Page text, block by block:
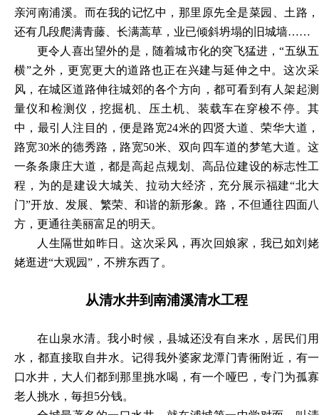
亲河南浦溪。而在我的记忆中，那里原先全是菜园、土路，
还有几段爬满青藤、长满蒿草，业已倾斜坍塌的旧城墙……
更令人喜出望外的是，随着城市化的突飞猛进，“五纵五
横”之外，更宽更大的道路也正在兴建与延伸之中。这次采
风，在城区道路伸往城郊的各个方向，都可看到有人架起测
量仪和检测仪，挖掘机、压土机、装载车在穿梭不停。其
中，最引人注目的，便是路宽24米的四贤大道、荣华大道，
路宽30米的德秀路，路宽50米、双向四车道的梦笔大道。这
一条条康庄大道，都是高起点规划、高品位建设的标志性工
程，为的是建设大城关、拉动大经济，充分展示福建“北大
门”开放、发展、繁荣、和谐的新形象。路，不但通往四面八
方，更通往美丽富足的明天。
人生隔世如昨日。这次采风，再次回娘家，我已如刘姥
姥逛进“大观园”，不辨东西了。
从清水井到南浦溪清水工程
在山泉水清。我小时候，县城还没有自来水，居民们用
水，都直接取自井水。记得我外婆家龙潭门青衕附近，有一
口水井，大人们都到那里挑水喝，有一个哑巴，专门为孤寡
老人挑水，毎担5分钱。